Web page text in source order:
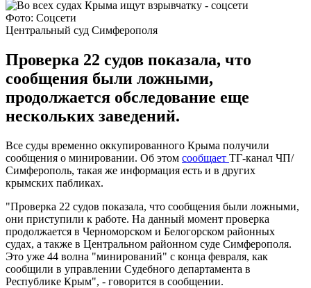
Фото: Соцсети
Центральный суд Симферополя
Проверка 22 судов показала, что
сообщения были ложными,
продолжается обследование еще
нескольких заведений.
Все суды временно оккупированного Крыма получили
сообщения о минировании. Об этом сообщает ТГ-канал ЧП/
Симферополь, такая же информация есть и в других
крымских пабликах.
"Проверка 22 судов показала, что сообщения были ложными,
они приступили к работе. На данный момент проверка
продолжается в Черноморском и Белогорском районных
судах, а также в Центральном районном суде Симферополя.
Это уже 44 волна "минирований" с конца февраля, как
сообщили в управлении Судебного департамента в
Республике Крым", - говорится в сообщении.